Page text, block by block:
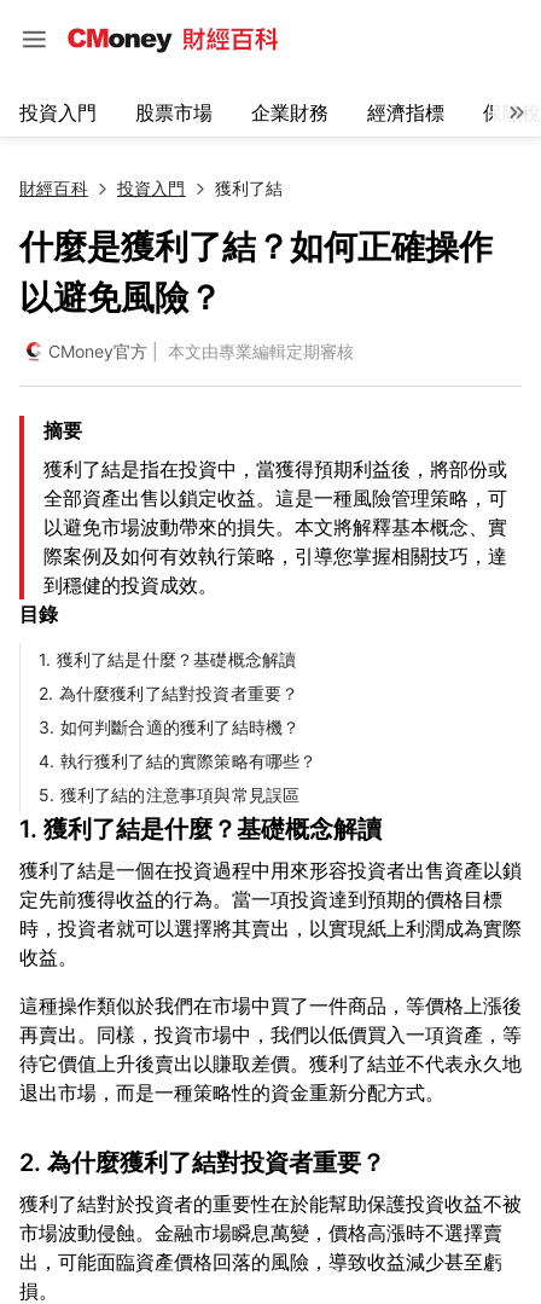
投資入門 股票市場 企業財務 經濟指標 保險
財經百科 投資入門 獲利了結
什麼是獲利了結？如何正確操作
以避免風險？
CMoney官方 | 本文由專業編輯定期審核
摘要
獲利了結是指在投資中，當獲得預期利益後，將部份或
全部資產出售以鎖定收益。這是一種風險管理策略，可
以避免市場波動帶來的損失。本文將解釋基本概念、實
際案例及如何有效執行策略，引導您掌握相關技巧，達
到穩健的投資成效。
目錄
1. 獲利了結是什麼？基礎概念解讀
2. 為什麼獲利了結對投資者重要？
3. 如何判斷合適的獲利了結時機？
4. 執行獲利了結的實際策略有哪些？
5. 獲利了結的注意事項與常見誤區
1. 獲利了結是什麼？基礎概念解讀
獲利了結是一個在投資過程中用來形容投資者出售資產以鎖
定先前獲得收益的行為。當一項投資達到預期的價格目標
時，投資者就可以選擇將其賣出，以實現紙上利潤成為實際
這種操作類似於我們在市場中買了一件商品，等價格上漲後
再賣出。同樣，投資市場中，我們以低價買入一項資產，等
待它價值上升後賣出以賺取差價。獲利了結並不代表永久地
2. 為什麼獲利了結對投資者重要？
獲利了結對於投資者的重要性在於能幫助保護投資收益不被
市場波動侵蝕。金融市場瞬息萬變，價格高漲時不選擇賣
出，可能面臨資產價格回落的風險，導致收益減少甚至虧